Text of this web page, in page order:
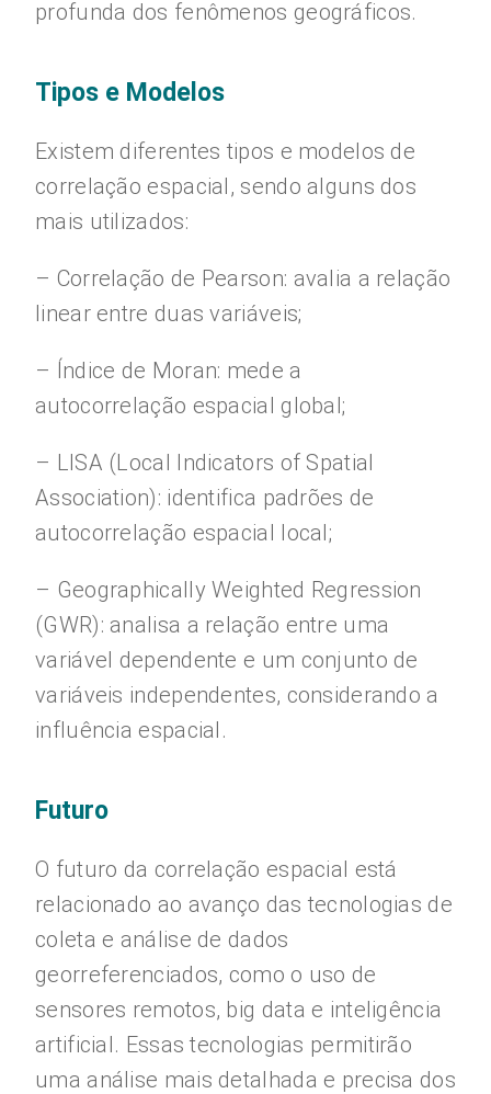
profunda dos fenômenos geográficos.
Tipos e Modelos
Existem diferentes tipos e modelos de
correlação espacial, sendo alguns dos
mais utilizados:
– Correlação de Pearson: avalia a relação
linear entre duas variáveis;
– Índice de Moran: mede a
autocorrelação espacial global;
– LISA (Local Indicators of Spatial
Association): identifica padrões de
autocorrelação espacial local;
– Geographically Weighted Regression
(GWR): analisa a relação entre uma
variável dependente e um conjunto de
variáveis independentes, considerando a
influência espacial.
Futuro
O futuro da correlação espacial está
relacionado ao avanço das tecnologias de
coleta e análise de dados
georreferenciados, como o uso de
sensores remotos, big data e inteligência
artificial. Essas tecnologias permitirão
uma análise mais detalhada e precisa dos